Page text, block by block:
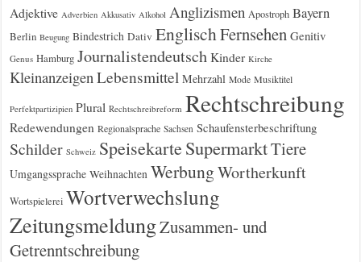
Adjektive Adverbien Akkusativ Alkohol Anglizismen Apostroph Bayern
Berlin Beugung Bindestrich Dativ EnglischFernsehen Genitiv
Genus Hamburg Journalistendeutsch Kinder Kirche
Kleinanzeigen Lebensmittel Mehrzahl Mode Musiktitel
Perfektpartizipien Plural Rechtschreibreform Rechtschreibung
Redewendungen Regionalsprache Sachsen Schaufensterbeschriftung
Schilder Schweiz Speisekarte SupermarktTiere
Umgangssprache Weihnachten WerbungWortherkunft
Wortspielerei Wortverwechslung
ZeitungsmeldungZusammen- und
Getrenntschreibung